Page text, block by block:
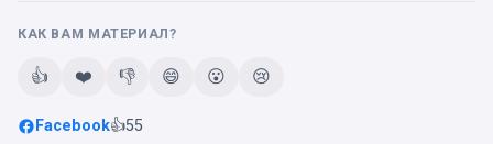
КАК ВАМ МАТЕРИАЛ?
👍 ❤️ 👎 😄 😮 😢
Facebook👍55